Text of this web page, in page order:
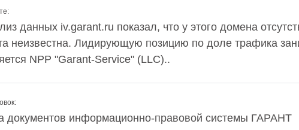
данных iv.garant.ru показал, что у этого домена
неизвестна. Лидирующую позицию по доле трафика
NPP "Garant-Service" (LLC)..
документов информационно-правовой системы ГАРАНТ